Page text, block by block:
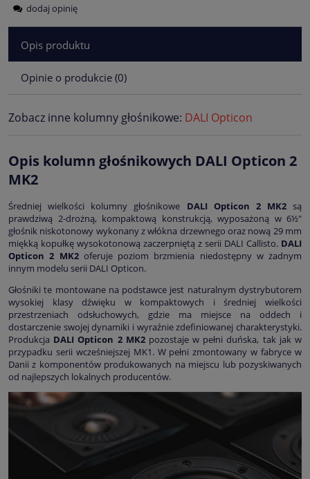
dodaj opinię
Opis produktu
Opinie o produkcie (0)
Zobacz inne kolumny głośnikowe: DALI Opticon
Opis kolumn głośnikowych DALI Opticon 2
MK2
Średniej wielkości kolumny głośnikowe DALI Opticon 2 MK2są
prawdziwą 2-drożną, kompaktową konstrukcją, wyposażoną w 6½"
głośnik niskotonowy wykonany z włókna drzewnego oraz nową 29 mm
miękką kopułkę wysokotonową zaczerpniętą z serii DALI Callisto. DALI
Opticon 2 MK2oferuje poziom brzmienia niedostępny w żadnym
innym modelu serii DALI Opticon.
Głośniki te montowane na podstawce jest naturalnym dystrybutorem
wysokiej klasy dźwięku w kompaktowych i średniej wielkości
przestrzeniach odsłuchowych, gdzie ma miejsce na oddech i
dostarczenie swojej dynamiki i wyraźnie zdefiniowanej charakterystyki.
Produkcja DALI Opticon 2 MK2pozostaje w pełni duńska, tak jak w
przypadku serii wcześniejszej MK1. W pełni zmontowany w fabryce w
Danii z komponentów produkowanych na miejscu lub pozyskiwanych
od najlepszych lokalnych producentów.